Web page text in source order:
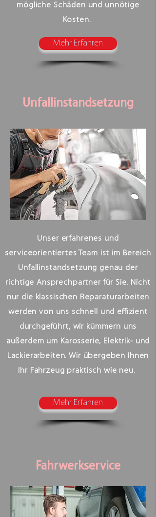
mögliche Schäden und unnötige
Kosten.
Mehr Erfahren
Unfallinstandsetzung
Unser erfahrenes und
serviceorientiertes Team ist im Bereich
Unfallinstandsetzung genau der
richtige Ansprechpartner für Sie. Nicht
nur die klassischen Reparaturarbeiten
werden von uns schnell und effizient
durchgeführt, wir kümmern uns
außerdem um Karosserie, Elektrik- und
Lackierarbeiten. Wir übergeben Ihnen
Ihr Fahrzeug praktisch wie neu.
Mehr Erfahren
Fahrwerkservice